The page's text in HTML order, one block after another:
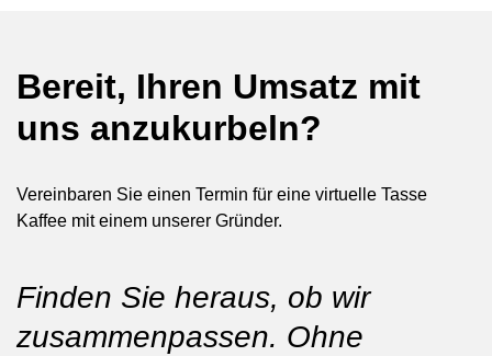
Bereit, Ihren Umsatz mit
uns anzukurbeln?
Vereinbaren Sie einen Termin für eine virtuelle Tasse
Kaffee mit einem unserer Gründer.
Finden Sie heraus, ob wir
zusammenpassen. Ohne